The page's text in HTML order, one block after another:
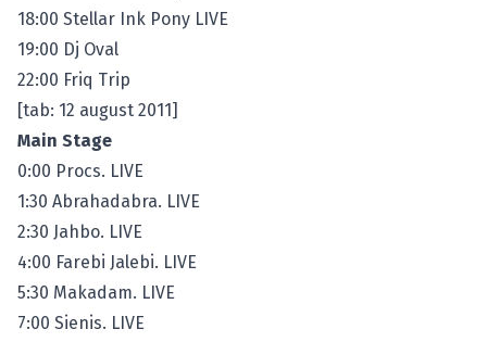
18:00 Stellar Ink Pony LIVE
19:00 Dj Oval
22:00 Friq Trip
[tab: 12 august 2011]
Main Stage
0:00 Procs. LIVE
1:30 Abrahadabra. LIVE
2:30 Jahbo. LIVE
4:00 Farebi Jalebi. LIVE
5:30 Makadam. LIVE
7:00 Sienis. LIVE